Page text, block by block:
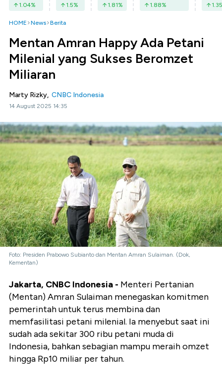
1.04% 1.5% 1.81% 1.88% 1.35
HOME News Berita
Mentan Amran Happy Ada Petani
Milenial yang Sukses Beromzet
Miliaran
Marty Rizky, CNBC Indonesia
14 August 2025 14:35
Foto: Presiden Prabowo Subianto dan Mentan Amran Sulaiman. (Dok,
Kementan)
Jakarta, CNBC Indonesia - Menteri Pertanian
(Mentan) Amran Sulaiman menegaskan komitmen
pemerintah untuk terus membina dan
memfasilitasi petani milenial. Ia menyebut saat ini
sudah ada sekitar 300 ribu petani muda di
Indonesia, bahkan sebagian mampu meraih omzet
hingga Rp10 miliar per tahun.